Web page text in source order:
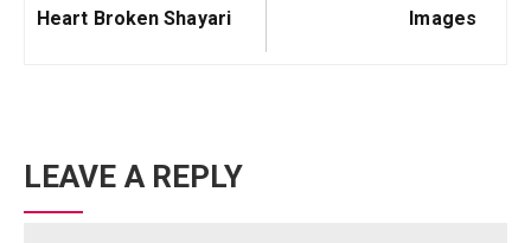
Heart Broken Shayari Images
LEAVE A REPLY